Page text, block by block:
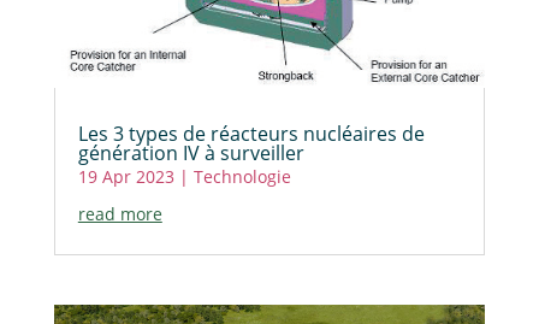
Les 3 types de réacteurs nucléaires de
génération IV à surveiller
19 Apr 2023 | Technologie
read more